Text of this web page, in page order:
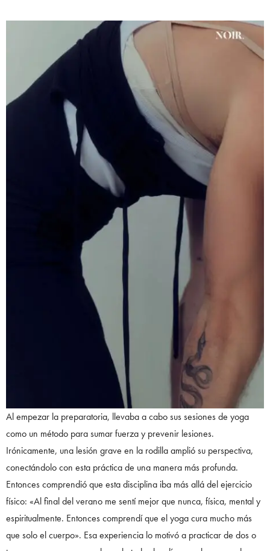
Al empezar la preparatoria, llevaba a cabo sus sesiones de yoga
como un método para sumar fuerza y prevenir lesiones.
Irónicamente, una lesión grave en la rodilla amplió su perspectiva,
conectándolo con esta práctica de una manera más profunda.
Entonces comprendió que esta disciplina iba más allá del ejercicio
físico: «Al final del verano me sentí mejor que nunca, física, mental y
espiritualmente. Entonces comprendí que el yoga cura mucho más
que solo el cuerpo». Esa experiencia lo motivó a practicar de dos o